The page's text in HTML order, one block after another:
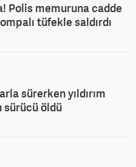
Polis memuruna cadde
tüfekle saldırdı
sürerken yıldırım
sürücü öldü